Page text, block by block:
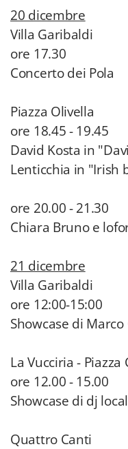
20 dicembre
Villa Garibaldi
ore 17.30
Concerto dei Pola
Piazza Olivella
ore 18.45 - 19.45
David Kosta in
Lenticchia in "Irish
ore 20.00 - 21.30
Chiara Bruno e
21 dicembre
Villa Garibaldi
ore 12:00-15:00
Showcase di Marco
La Vucciria - Piazza
ore 12.00 - 15.00
Showcase di dj
Quattro Canti